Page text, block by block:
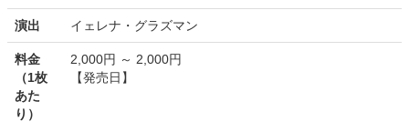
演出 イェレナ・グラズマン
料金
（1枚
あた
り）
2,000円 ～ 2,000円
【発売日】